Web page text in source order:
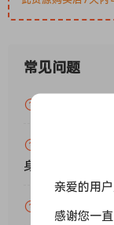
常见问题
赞助包月
身VIP）吗？
为什么付款
亲爱的用户
感谢您一